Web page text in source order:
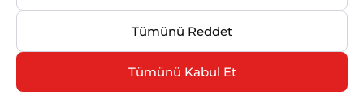
Tümünü Reddet
Tümünü Kabul Et